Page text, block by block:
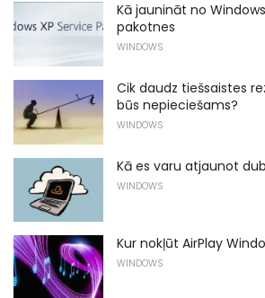
Kā jaunināt no
pakotnes
WINDOWS
Cik daudz tiešsaistes
būs nepieciešams?
WINDOWS
Kā es varu atjaunot
WINDOWS
Kur nokļūt AirPlay
WINDOWS